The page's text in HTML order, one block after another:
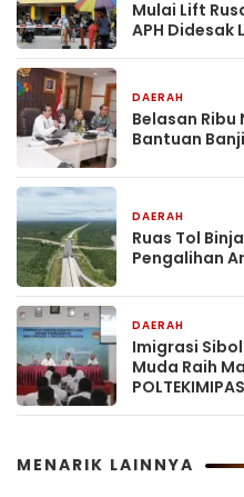
Mulai Lift
APH Didesak
DAERAH
Belasan Ribu
Bantuan
DAERAH
Ruas Tol
Pengalihan
DAERAH
Imigrasi
Muda Raih
POLTEKIMIPAS
MENARIK LAINNYA